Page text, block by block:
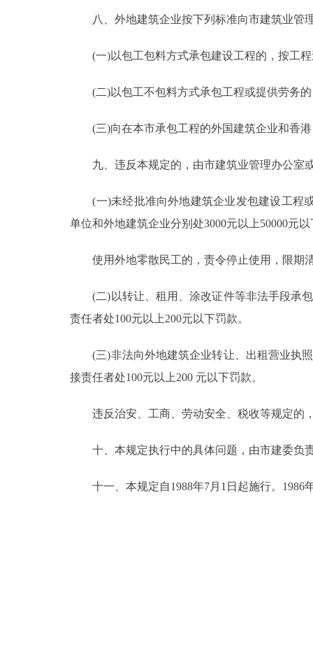
八、外地建筑企业按下列标准向市建筑业管
(一)以包工包料方式承包建设工程的，按工程
(二)以包工不包料方式承包工程或提供劳务的
(三)向在本市承包工程的外国建筑企业和香港
九、违反本规定的，由市建筑业管理办公室
(一)未经批准向外地建筑企业发包建设工程或
单位和外地建筑企业分别处3000元以上50000元
使用外地零散民工的，责令停止使用，限期
(二)以转让、租用、涂改证件等非法手段承包
责任者处100元以上200元以下罚款。
(三)非法向外地建筑企业转让、出租营业执照
接责任者处100元以上200 元以下罚款。
违反治安、工商、劳动安全、税收等规定的
十、本规定执行中的具体问题，由市建委负
十一、本规定自1988年7月1日起施行。1986